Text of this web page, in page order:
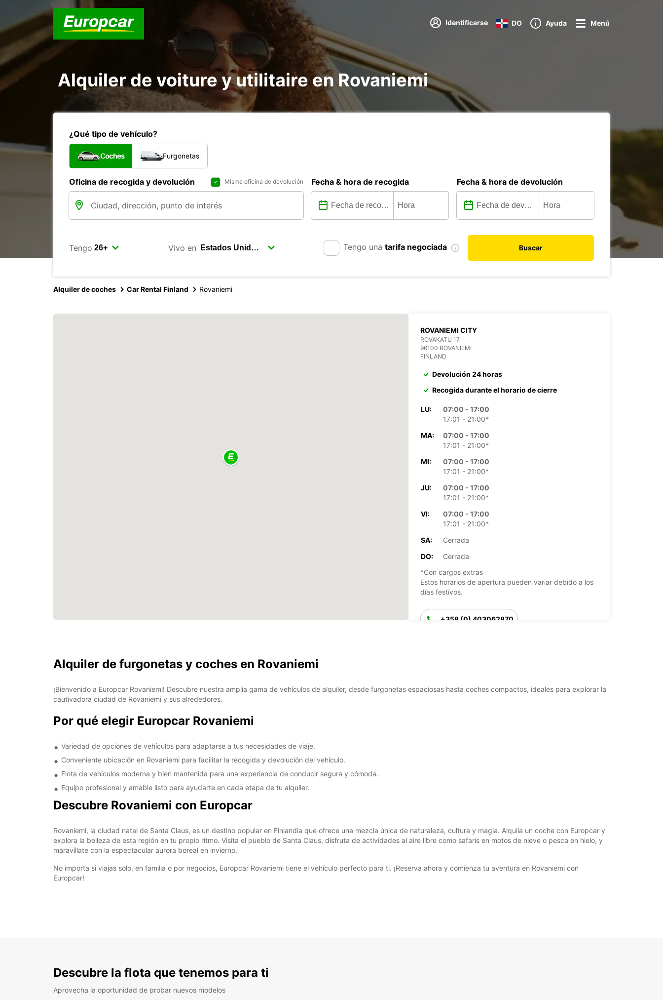
Identificarse DO Ayuda Menú
Alquiler de voiture y utilitaire en Rovaniemi
¿Qué tipo de vehículo?
Coches Furgonetas
Oficina de recogida y devolución Misma oficina de devolución Fecha & hora de recogida Fecha & hora de devolución
Tengo Vivo en Tengo una tarifa negociada Buscar
Alquiler de coches Car Rental Finland Rovaniemi
ROVANIEMI CITY
ROVAKATU 17
96100 ROVANIEMI
FINLAND
Devolución 24 horas
Recogida durante el horario de cierre
LU:
07:00 - 17:00
17:01 - 21:00*
MA:
07:00 - 17:00
17:01 - 21:00*
MI:
07:00 - 17:00
17:01 - 21:00*
JU:
07:00 - 17:00
17:01 - 21:00*
VI:
07:00 - 17:00
17:01 - 21:00*
SA:
Cerrada
DO:
Cerrada
*Con cargos extras
Estos horarios de apertura pueden variar debido a los
días festivos.
+358 (0) 403062870
Alquiler de furgonetas y coches en Rovaniemi
¡Bienvenido a Europcar Rovaniemi! Descubre nuestra amplia gama de vehículos de alquiler, desde furgonetas espaciosas hasta coches compactos, ideales para explorar la
cautivadora ciudad de Rovaniemi y sus alrededores.
Por qué elegir Europcar Rovaniemi
Variedad de opciones de vehículos para adaptarse a tus necesidades de viaje.
Conveniente ubicación en Rovaniemi para facilitar la recogida y devolución del vehículo.
Flota de vehículos moderna y bien mantenida para una experiencia de conducir segura y cómoda.
Equipo profesional y amable listo para ayudarte en cada etapa de tu alquiler.
Descubre Rovaniemi con Europcar
Rovaniemi, la ciudad natal de Santa Claus, es un destino popular en Finlandia que ofrece una mezcla única de naturaleza, cultura y magia. Alquila un coche con Europcar y
explora la belleza de esta región en tu propio ritmo. Visita el pueblo de Santa Claus, disfruta de actividades al aire libre como safaris en motos de nieve o pesca en hielo, y
maravíllate con la espectacular aurora boreal en invierno.
No importa si viajas solo, en familia o por negocios, Europcar Rovaniemi tiene el vehículo perfecto para ti. ¡Reserva ahora y comienza tu aventura en Rovaniemi con
Europcar!
Descubre la flota que tenemos para ti
Aprovecha la oportunidad de probar nuevos modelos